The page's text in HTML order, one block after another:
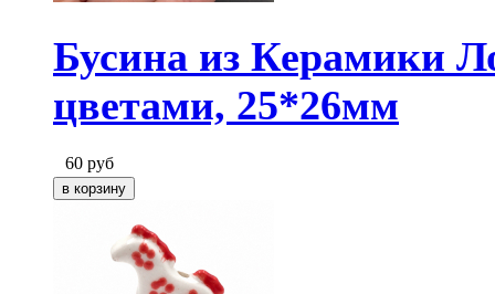
Бусина из Керамики
цветами, 25*26мм
60 руб